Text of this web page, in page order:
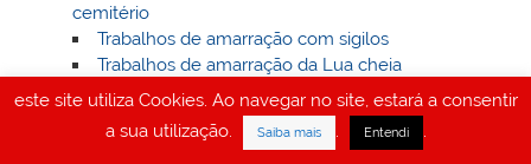
cemitério
Trabalhos de amarração com sigilos
Trabalhos de amarração da Lua cheia
Trabalhos de amarração da tábua de Ouijá
Trabalhos de amarração da vara de aveleira
Trabalhos de amarraçao das patas de galinha
este site utiliza Cookies. Ao navegar no site, estará a consentir
a sua utilização.
Saiba mais . Entendi .